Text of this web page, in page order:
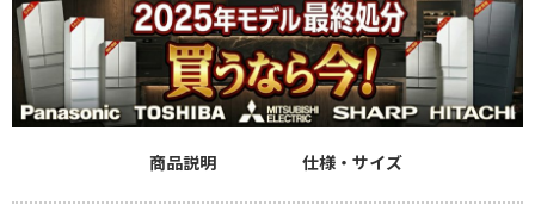
商品説明 仕様・サイズ